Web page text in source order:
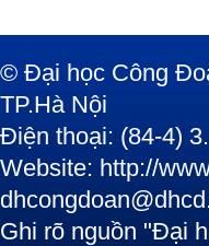
© Đại học Công
TP.Hà Nội
Điện thoại: (84-4)
Website: http://
Ghi rõ nguồn "Đại